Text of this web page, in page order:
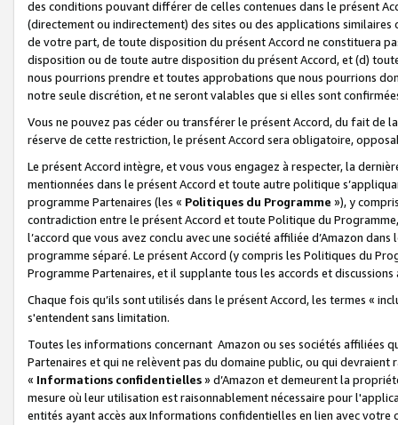
des conditions pouvant différer de celles contenues dans le présent
(directement ou indirectement) des sites ou des applications
de votre part, de toute disposition du présent Accord ne constituera
disposition ou de toute autre disposition du présent Accord, et (d)
nous pourrions prendre et toutes approbations que nous pourrions
notre seule discrétion, et ne seront valables que si elles sont
Vous ne pouvez pas céder ou transférer le présent Accord, du fait de
réserve de cette restriction, le présent Accord sera obligatoire,
Le présent Accord intègre, et vous vous engagez à respecter, la
mentionnées dans le présent Accord et toute autre politique
programme Partenaires (les « Politiques du Programme »), y
contradiction entre le présent Accord et toute Politique du
l’accord que vous avez conclu avec une société affiliée d’Amazon
programme séparé. Le présent Accord (y compris les Politiques du
Programme Partenaires, et il supplante tous les accords et discussions
Chaque fois qu’ils sont utilisés dans le présent Accord, les termes «
s'entendent sans limitation.
Toutes les informations concernant Amazon ou ses sociétés affiliées
Partenaires et qui ne relèvent pas du domaine public, ou qui
« Informations confidentielles» d’Amazon et demeurent la
mesure où leur utilisation est raisonnablement nécessaire pour
entités ayant accès aux Informations confidentielles en lien avec